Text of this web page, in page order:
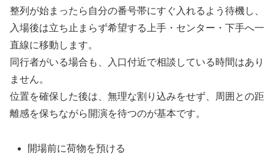
整列が始まったら自分の番号帯にすぐ入れるよう待機し、
入場後は立ち止まらず希望する上手・センター・下手へ一
直線に移動します。
同行者がいる場合も、入口付近で相談している時間はあり
ません。
位置を確保した後は、無理な割り込みをせず、周囲との距
離感を保ちながら開演を待つのが基本です。
開場前に荷物を預ける